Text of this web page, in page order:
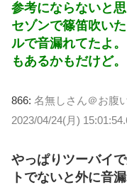
参考にならないと
セゾンで篠笛吹い
ルで音漏れてたよ
もあるかもだけど。
866: 名無しさん＠お腹
2023/04/24(月)
やっぱりツーバイ
トでないと外に音